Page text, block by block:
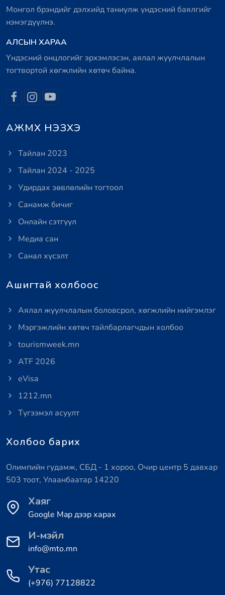
Монгол брэндийг дэлхийд таниулж үндэсний баялгийг
нэмэгдүүлнэ.
АЛСЫН ХАРАА
Үндэсний онцлогийг эрхэмлэсэн, аялал жуулчлалын
тогтвортой хөгжлийн хөтөч байна.
АЖМХ НЭЗХЭ
Тайлан 2023
Тайлан 2024 - 2025
Удирдах зөвлөлийн тогтоол
Санамж бичиг
Онлайн сэтгүүл
Медиа сан
Санал хүсэлт
Ашигтай холбоос
Аялал жуулчлалын боловсрол, хөгжлийн нийгэмлэг
Мэргэжлийн хөтөч тайлбарлагчдын холбоо
tourismweek.mn
ATF 2026
eVisa
1212.mn
Түгээмэл асуулт
Холбоо барих
Олимпийн гудамж, СБД - 1 хороо, Очир центр 5 давхар
503 тоот, Улаанбаатар 14220
Хаяг
Google Map дээр харах
И-мэйл
info@mto.mn
Утас
(+976) 77128822